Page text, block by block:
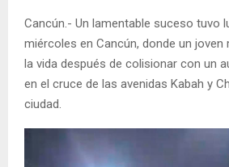
Cancún.- Un lamentable suceso tuvo
miércoles en Cancún, donde un
la vida después de colisionar con un
en el cruce de las avenidas Kabah y
ciudad.